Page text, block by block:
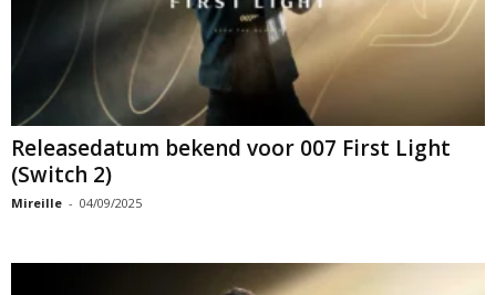
Releasedatum bekend voor 007 First Light
(Switch 2)
Mireille - 04/09/2025